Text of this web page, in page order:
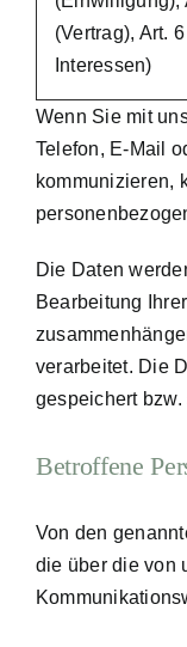
(Vertrag), Art.
Interessen)
Wenn Sie mit
Telefon, E-Mail
kommunizieren,
Die Daten
Bearbeitung
verarbeitet. Die
gespeichert
Betroffene
Von den
die über die von